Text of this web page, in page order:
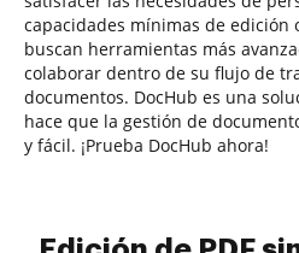
capacidades mínimas de edición
buscan herramientas más
colaborar dentro de su flujo de
documentos. DocHub es una
hace que la gestión de
y fácil. ¡Prueba DocHub ahora!